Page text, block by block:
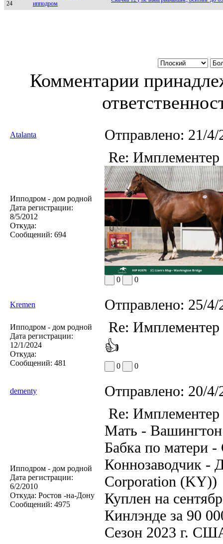
24
иппoдpoм
Комментарии
Atalanta Отправлено: 21/
Ипподром - дом родной
Дата регистрации:
8/5/2012
Откуда:
Сообщений: 694
Re: Имплементер
0 0
Kremen Отправлено: 25/
Ипподром - дом родной
Дата регистрации:
12/1/2024
Откуда:
Сообщений: 481
Re: Имплементер
👍
0 0
dementy Отправлено: 20/
Ипподром - дом родной
Дата регистрации:
6/2/2010
Откуда: Ростов -на-Дону
Сообщений: 4975
Re: Имплементер
Мать -
Бабка по матери
Коннозаводчик -
Corporation (KY))
Куплен на
Кинлэнде за 90
Сезон 2023 г.